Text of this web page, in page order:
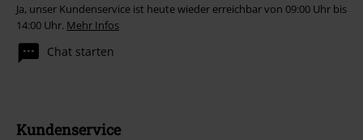
Ja, unser Kundenservice ist heute wieder erreichbar von 09:00 Uhr bis
14:00 Uhr. Mehr Infos
Chat starten
Kundenservice